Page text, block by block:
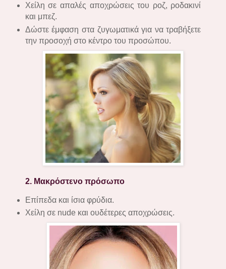
Χείλη σε απαλές αποχρώσεις του ροζ, ροδακινί
και μπεζ.
Δώστε έμφαση στα ζυγωματικά για να τραβήξετε
την προσοχή στο κέντρο του προσώπου.
2. Μακρόστενο πρόσωπο
Επίπεδα και ίσια φρύδια.
Χείλη σε nude και ουδέτερες αποχρώσεις.